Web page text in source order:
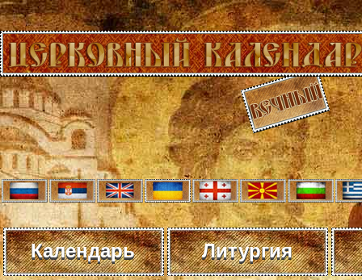
Календарь Литургия